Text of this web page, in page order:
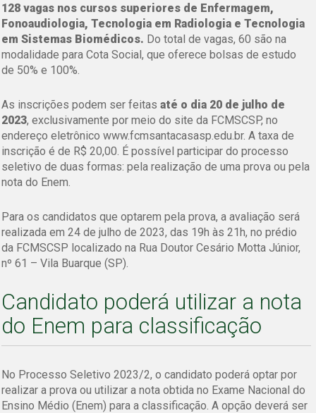
128 vagas nos cursos superiores de Enfermagem,
Fonoaudiologia, Tecnologia em Radiologia e Tecnologia
em Sistemas Biomédicos. Do total de vagas, 60 são na
modalidade para Cota Social, que oferece bolsas de estudo
de 50% e 100%.
As inscrições podem ser feitasaté o dia 20 de julho de
2023, exclusivamente por meio do site da FCMSCSP, no
endereço eletrônico www.fcmsantacasasp.edu.br. A taxa de
inscrição é de R$ 20,00. É possível participar do processo
seletivo de duas formas: pela realização de uma prova ou pela
nota do Enem.
Para os candidatos que optarem pela prova, a avaliação será
realizada em 24 de julho de 2023, das 19h às 21h, no prédio
da FCMSCSP localizado na Rua Doutor Cesário Motta Júnior,
nº 61 – Vila Buarque (SP).
Candidato poderá utilizar a nota
do Enem para classificação
No Processo Seletivo 2023/2, o candidato poderá optar por
realizar a prova ou utilizar a nota obtida no Exame Nacional do
Ensino Médio (Enem) para a classificação. A opção deverá ser